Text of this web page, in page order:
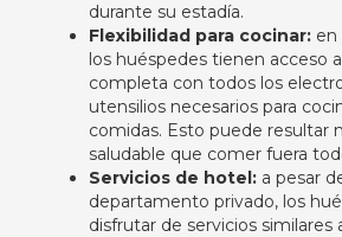
durante su estadía.
Flexibilidad para cocinar:en
los huéspedes tienen acceso
completa con todos los
utensilios necesarios para
comidas. Esto puede resultar
saludable que comer fuera
Servicios de hotel: a pesar
departamento privado, los
disfrutar de servicios similares